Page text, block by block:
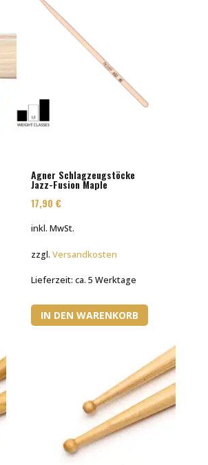
Agner Schlagzeugstöcke
Jazz-Fusion Maple
17,90 €
inkl. MwSt.
zzgl. Versandkosten
Lieferzeit: ca. 5 Werktage
IN DEN WARENKORB